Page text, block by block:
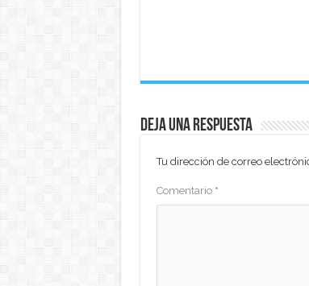
Deja una respuesta
Tu dirección de correo
Comentario *